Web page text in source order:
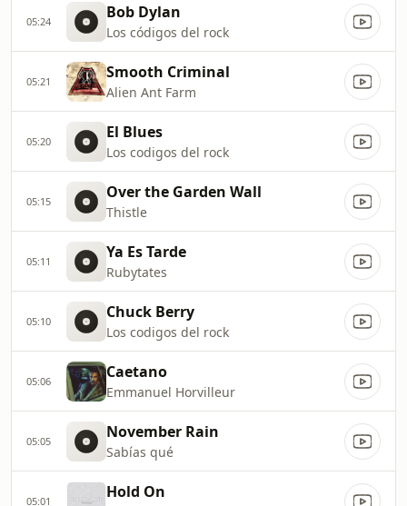
05:24 Bob Dylan
Los códigos del rock
05:21 Smooth Criminal
Alien Ant Farm
05:20 El Blues
Los codigos del rock
05:15 Over the Garden Wall
Thistle
05:11 Ya Es Tarde
Rubytates
05:10 Chuck Berry
Los codigos del rock
05:06 Caetano
Emmanuel Horvilleur
05:05 November Rain
Sabías qué
05:01 Hold On